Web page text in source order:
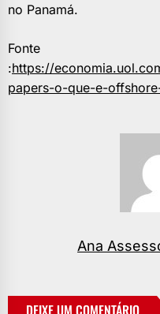
no Panamá.
Fonte
:https://
papers-o-que-e-
Ana